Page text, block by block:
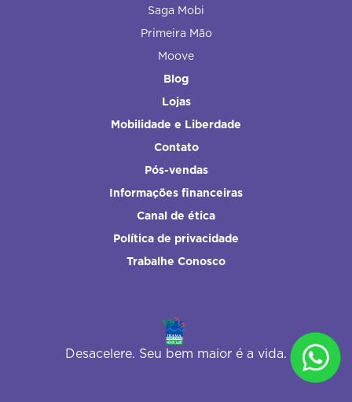
Saga Mobi
Primeira Mão
Moove
Blog
Lojas
Mobilidade e Liberdade
Contato
Pós-vendas
Informações financeiras
Canal de ética
Política de privacidade
Trabalhe Conosco
Desacelere. Seu bem maior é a vida.